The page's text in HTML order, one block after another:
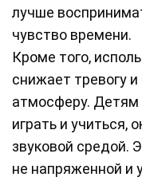
лучше
чувство времени.
Кроме того,
снижает тревогу
атмосферу. Детям
играть и учиться,
звуковой средой.
не напряженной и